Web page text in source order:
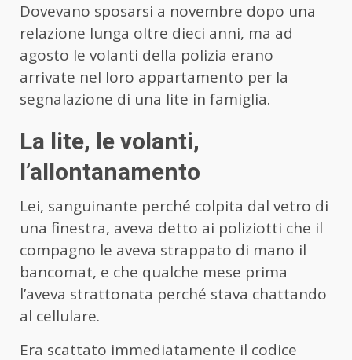
Dovevano sposarsi a novembre dopo una
relazione lunga oltre dieci anni, ma ad
agosto le volanti della polizia erano
arrivate nel loro appartamento per la
segnalazione di una lite in famiglia.
La lite, le volanti,
l’allontanamento
Lei, sanguinante perché colpita dal vetro di
una finestra, aveva detto ai poliziotti che il
compagno le aveva strappato di mano il
bancomat, e che qualche mese prima
l’aveva strattonata perché stava chattando
al cellulare.
Era scattato immediatamente il codice